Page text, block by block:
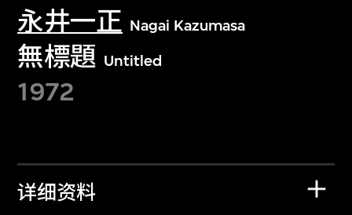
永井一正 Nagai Kazumasa
無標題 Untitled
1972
详细资料